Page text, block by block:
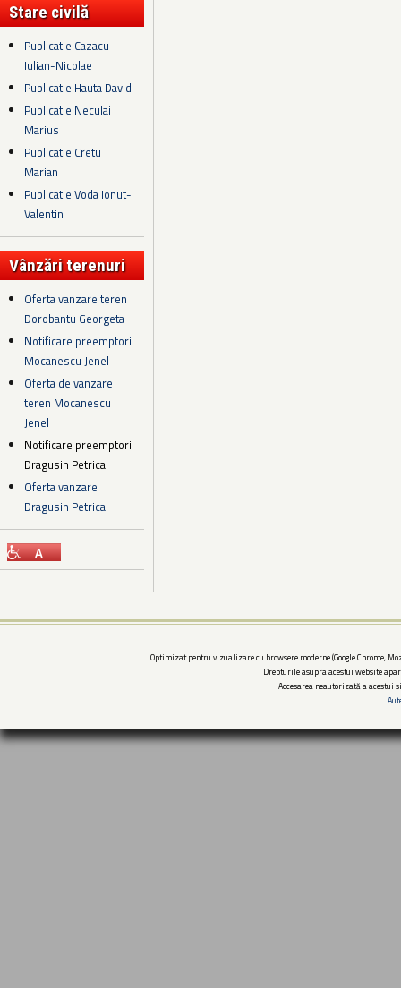
Stare civilă
Publicatie Cazacu
Iulian-Nicolae
Publicatie Hauta David
Publicatie Neculai
Marius
Publicatie Cretu
Marian
Publicatie Voda Ionut-
Valentin
Vânzări terenuri
Oferta vanzare teren
Dorobantu Georgeta
Notificare preemptori
Mocanescu Jenel
Oferta de vanzare
teren Mocanescu
Jenel
Notificare preemptori
Dragusin Petrica
Oferta vanzare
Dragusin Petrica
Optimizat pentru vizualizare cu browsere moderne (Google Chrome,
Drepturile asupra acestui website
Accesarea neautorizată a acestui